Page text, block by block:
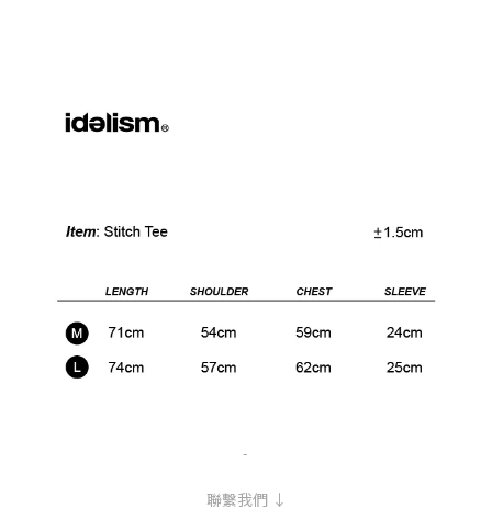
-
聯繫我們 ↓